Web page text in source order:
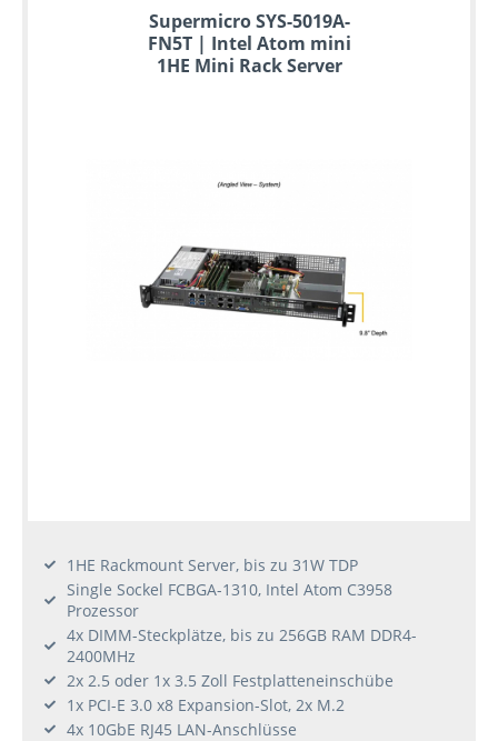
Supermicro SYS-5019A-
FN5T | Intel Atom mini
1HE Mini Rack Server
1HE Rackmount Server, bis zu 31W TDP
Single Sockel FCBGA-1310, Intel Atom C3958
Prozessor
4x DIMM-Steckplätze, bis zu 256GB RAM DDR4-
2400MHz
2x 2.5 oder 1x 3.5 Zoll Festplatteneinschübe
1x PCI-E 3.0 x8 Expansion-Slot, 2x M.2
4x 10GbE RJ45 LAN-Anschlüsse